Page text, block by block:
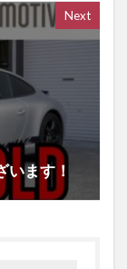
Next
ます！